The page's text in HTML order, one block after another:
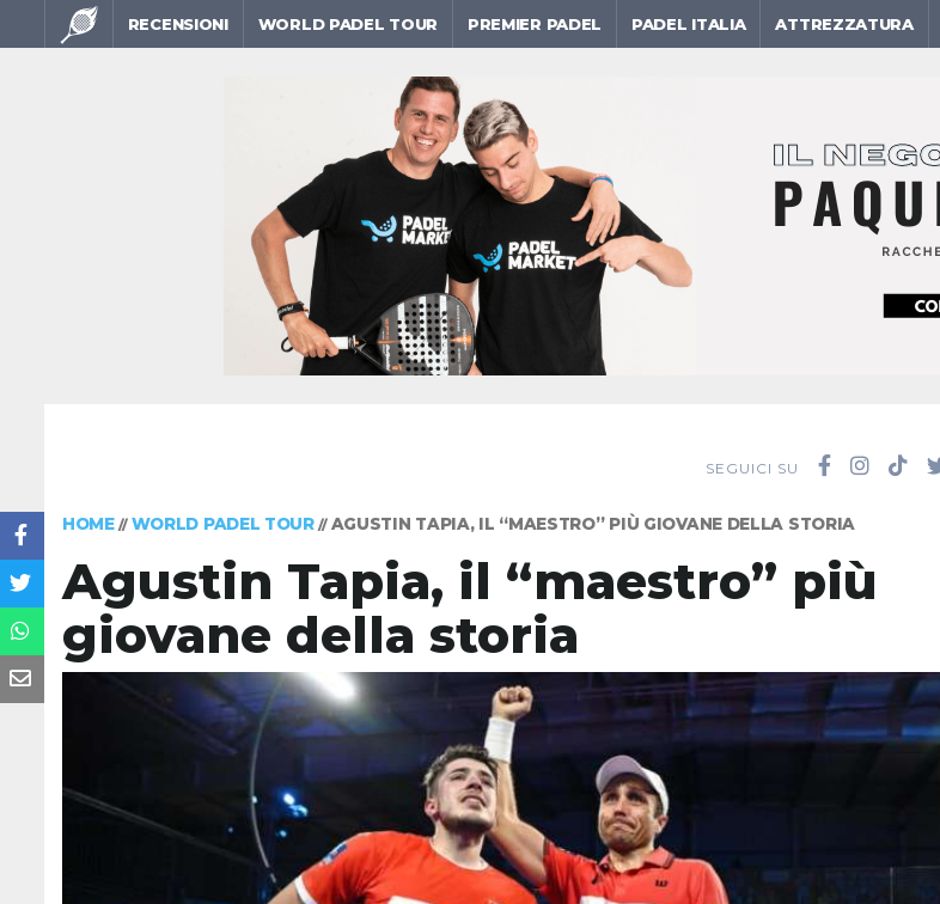
RECENSIONI WORLD PADEL TOUR PREMIER PADEL PADEL ITALIA ATTREZZATURA
SEGUICI SU
HOME// WORLD PADEL TOUR// AGUSTIN TAPIA, IL “MAESTRO” PIÙ GIOVANE DELLA STORIA
Agustin Tapia, il “maestro” più
giovane della storia